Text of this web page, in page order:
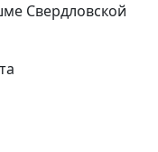
Свердловской